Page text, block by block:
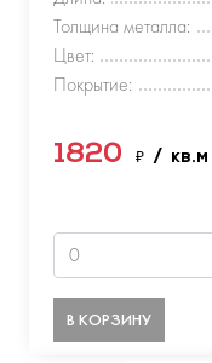
Толщина металла:
Цвет:
Покрытие:
1820 ₽ / кв.м
В КОРЗИНУ